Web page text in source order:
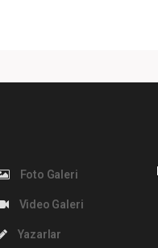
Foto Galeri
Video Galeri
Yazarlar